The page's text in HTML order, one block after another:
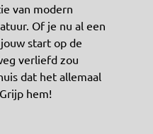
van modern
Of je nu al een
start op de
verliefd zou
dat het allemaal
hem!